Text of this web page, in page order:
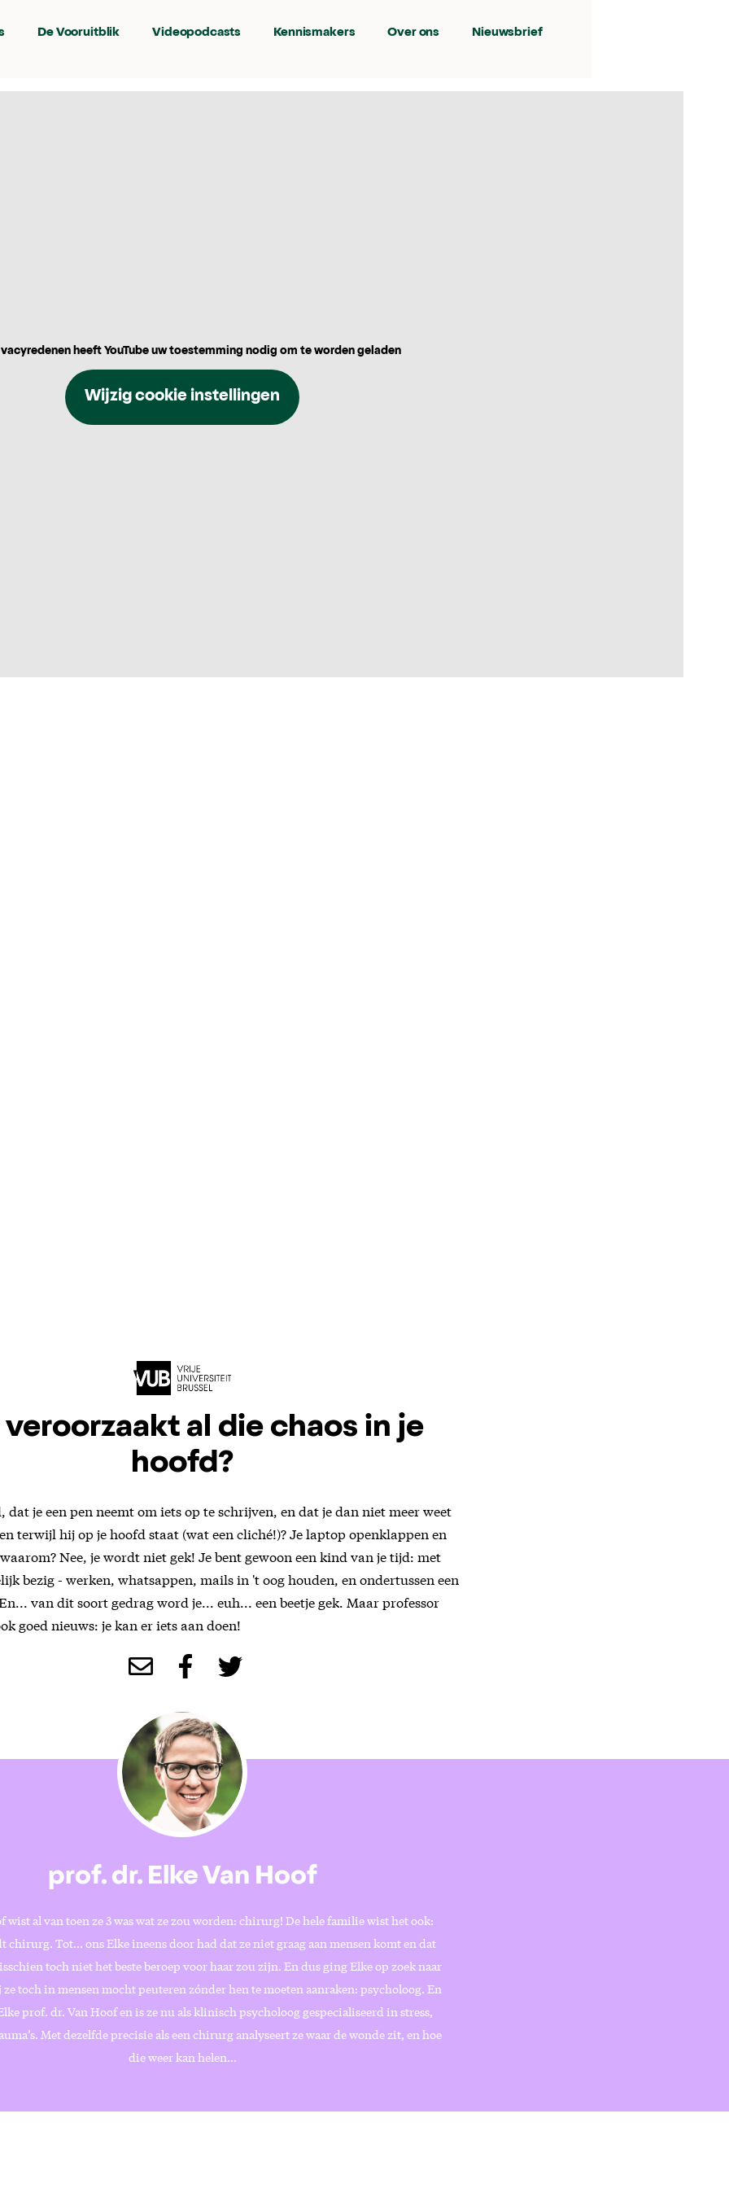
De Vooruitblik Videopodcasts Kennismakers Over ons Nieuwsbrief
heeft YouTube uw toestemming nodig om te worden geladen
Wijzig cookie instellingen
al die chaos in je
hoofd?
dat je een pen neemt om iets op te schrijven, en dat je dan niet meer weet
terwijl hij op je hoofd staat (wat een cliché!)? Je laptop openklappen en
Nee, je wordt niet gek! Je bent gewoon een kind van je tijd: met
bezig - werken, whatsappen, mails in 't oog houden, en ondertussen een
van dit soort gedrag word je... euh... een beetje gek. Maar professor
goed nieuws: je kan er iets aan doen!
prof. dr. Elke Van Hoof
wist al van toen ze 3 was wat ze zou worden: chirurg! De hele familie wist het ook:
chirurg. Tot… ons Elke ineens door had dat ze niet graag aan mensen komt en dat
toch niet het beste beroep voor haar zou zijn. En dus ging Elke op zoek naar
ze toch in mensen mocht peuteren zónder hen te moeten aanraken: psycholoog. En
prof. dr. Van Hoof en is ze nu als klinisch psycholoog gespecialiseerd in stress,
Met dezelfde precisie als een chirurg analyseert ze waar de wonde zit, en hoe
die weer kan helen...